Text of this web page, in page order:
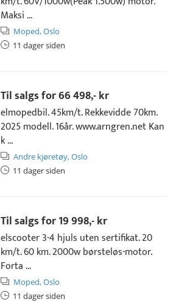
Maksi ...
Moped,Oslo
11 dager siden
Til salgs for66 498,- kr
elmopedbil. 45km/t. Rekkevidde 70km.
2025 modell. 16år. www.arngren.net Kan
k ...
Andre kjøretøy,Oslo
11 dager siden
Til salgs for19 998,- kr
elscooter 3-4 hjuls uten sertifikat. 20
km/t. 60 km. 2000w børsteløs-motor.
Forta ...
Moped,Oslo
11 dager siden